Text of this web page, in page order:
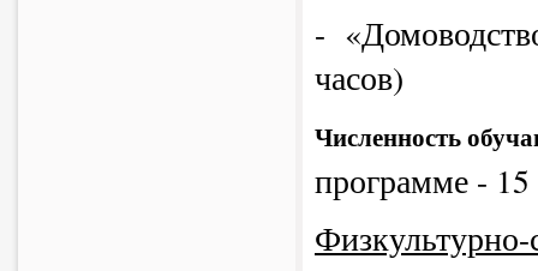
-
часов)
Численность
программе - 15
Физкультурно-